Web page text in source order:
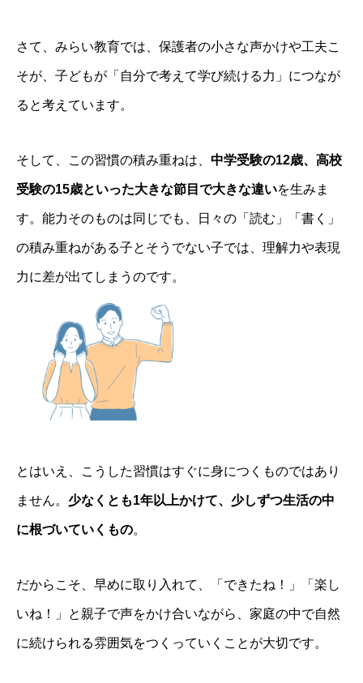
さて、みらい教育では、保護者の小さな声かけや工夫こ
そが、子どもが「自分で考えて学び続ける力」につなが
ると考えています。
そして、この習慣の積み重ねは、 中学受験の12歳、高校
受験の15歳といった大きな節目で大きな違いを生みま
す。能力そのものは同じでも、日々の「読む」「書く」
の積み重ねがある子とそうでない子では、理解力や表現
力に差が出てしまうのです。
とはいえ、こうした習慣はすぐに身につくものではあり
ません。 少なくとも1年以上かけて、少しずつ生活の中
に根づいていくもの。
だからこそ、早めに取り入れて、「できたね！」「楽し
いね！」と親子で声をかけ合いながら、家庭の中で自然
に続けられる雰囲気をつくっていくことが大切です。